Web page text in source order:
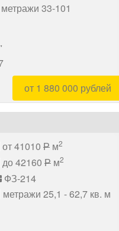
метражи 33-101
от 1 880 000 рублей
от 41010 P м2
до 42160 P м2
ФЗ-214
метражи 25,1 - 62,7 кв. м